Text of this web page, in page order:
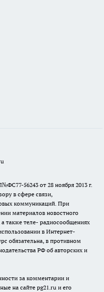
56243 от 28 ноября 2013 г.
в сфере связи,
коммуникаций. При
материалов новостного
также теле- радиосообщениях
в Интернет-
обязательна, в противном
РФ об авторских и
за комментарии и
на сайте pg21.ru и его